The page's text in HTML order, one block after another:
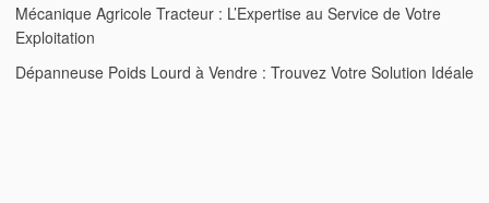
Mécanique Agricole Tracteur : L’Expertise au Service de Votre
Exploitation
Dépanneuse Poids Lourd à Vendre : Trouvez Votre Solution Idéale